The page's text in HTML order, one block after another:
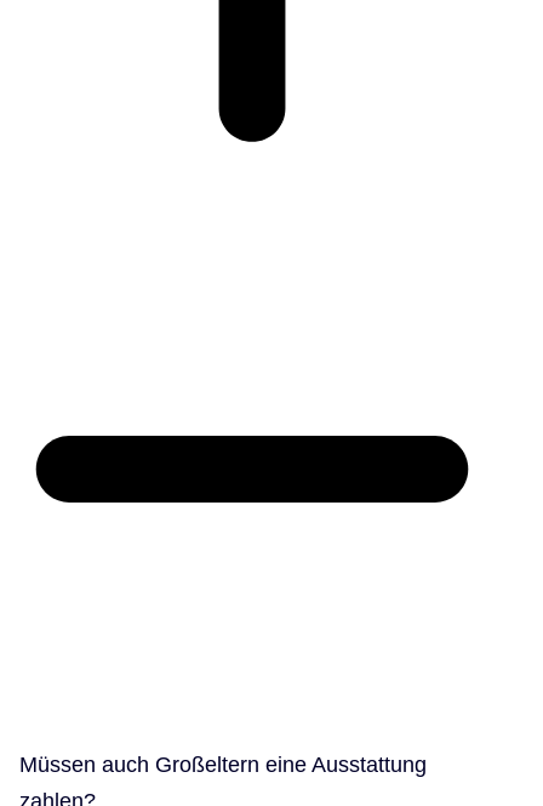
Müssen auch Großeltern eine Ausstattung
zahlen?